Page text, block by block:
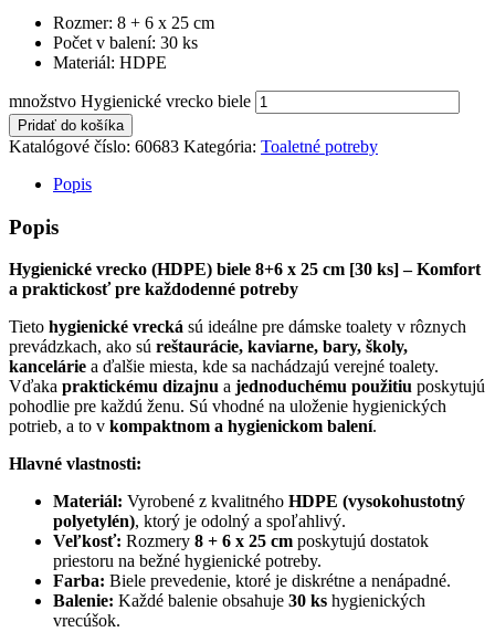
Rozmer: 8 + 6 x 25 cm
Počet v balení: 30 ks
Materiál: HDPE
množstvo Hygienické vrecko biele
Pridať do košíka
Katalógové číslo: 60683 Kategória: Toaletné potreby
Popis
Popis
Hygienické vrecko (HDPE) biele 8+6 x 25 cm [30 ks] – Komfort
a praktickosť pre každodenné potreby
Tieto hygienické vrecká sú ideálne pre dámske toalety v rôznych
prevádzkach, ako sú reštaurácie, kaviarne, bary, školy,
kancelárie a ďalšie miesta, kde sa nachádzajú verejné toalety.
Vďaka praktickému dizajnu a jednoduchému použitiu poskytujú
pohodlie pre každú ženu. Sú vhodné na uloženie hygienických
potrieb, a to v kompaktnom a hygienickom balení.
Hlavné vlastnosti:
Materiál: Vyrobené z kvalitného HDPE (vysokohustotný
polyetylén), ktorý je odolný a spoľahlivý.
Veľkosť: Rozmery 8 + 6 x 25 cm poskytujú dostatok
priestoru na bežné hygienické potreby.
Farba: Biele prevedenie, ktoré je diskrétne a nenápadné.
Balenie: Každé balenie obsahuje 30 ks hygienických
vrecúšok.